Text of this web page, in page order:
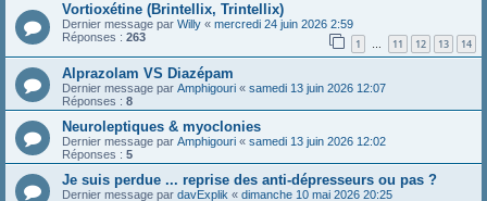
Vortioxétine (Brintellix, Trintellix)
Dernier message par Willy « mercredi 24 juin 2026 2:59
Réponses : 263 1 … 11 12 13 14
Alprazolam VS Diazépam
Dernier message par Amphigouri « samedi 13 juin 2026 12:07
Réponses : 8
Neuroleptiques & myoclonies
Dernier message par Amphigouri « samedi 13 juin 2026 12:02
Réponses : 5
Je suis perdue ... reprise des anti-dépresseurs ou pas ?
Dernier message par davExplik « dimanche 10 mai 2026 20:25